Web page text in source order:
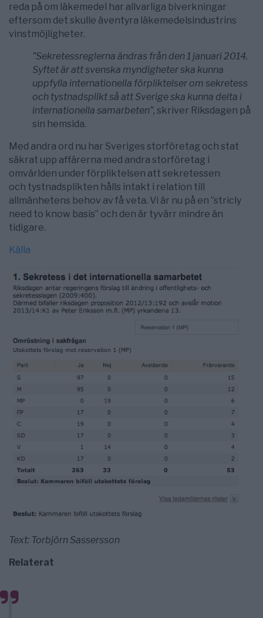
reda på om läkemedel har allvarliga biverkningar
eftersom det skulle äventyra läkemedelsindustrins
vinstmöjligheter.
”Sekretessreglerna ändras från den 1 januari 2014.
Syftet är att svenska myndigheter ska kunna
uppfylla internationella förpliktelser om sekretess
och tystnadsplikt så att Sverige ska kunna delta i
internationella samarbeten”, skriver Riksdagen på
sin hemsida.
Med andra ord nu har Sveriges storföretag och stat
säkrat upp affärerna med andra storföretag i
omvärlden under förpliktelsen att sekretessen
och tystnadsplikten hålls intakt i relation till
allmänhetens behov av få veta. Vi är nu på en ”stricly
need to know basis” och den är tyvärr mindre än
tidigare.
Källa
Text: Torbjörn Sassersson
Relaterat